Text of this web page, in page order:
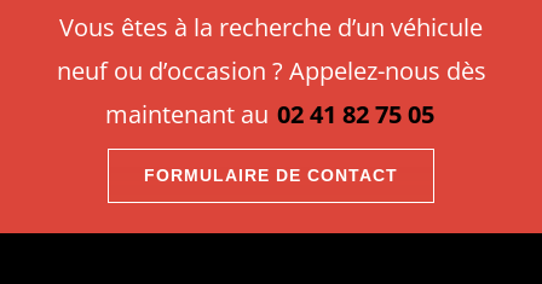
Vous êtes à la recherche d’un véhicule
neuf ou d’occasion ? Appelez-nous dès
maintenant au 02 41 82 75 05
FORMULAIRE DE CONTACT